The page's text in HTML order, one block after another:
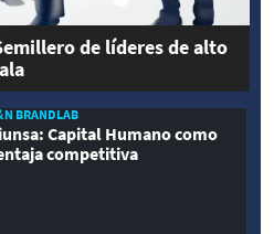
de líderes de alto
BRANDLAB
Capital Humano como
competitiva